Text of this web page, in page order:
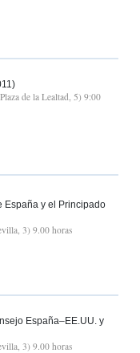
de la Lealtad, 5) 9:00
España y el Principado
3) 9.00 horas
España–EE.UU. y
3) 9.00 horas